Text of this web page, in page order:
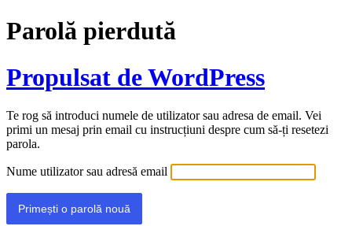
Parolă pierdută
Propulsat de WordPress
Te rog să introduci numele de utilizator sau adresa de email. Vei
primi un mesaj prin email cu instrucțiuni despre cum să-ți resetezi
parola.
Nume utilizator sau adresă email